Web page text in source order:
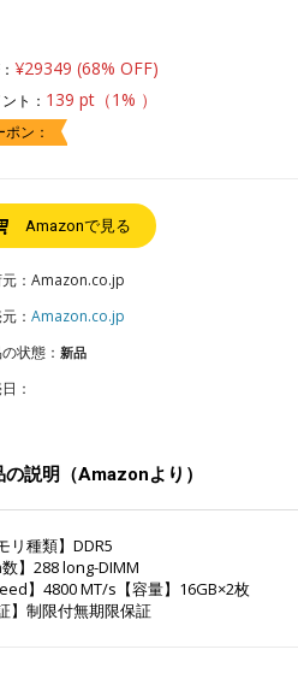
¥29349 (68% OFF)
ト： 139 pt（1% ）
ポン：
Amazonで見る
：Amazon.co.jp
： Amazon.co.jp
状態： 新品
：
の説明（Amazonより）
リ種類】DDR5
数】288 long-DIMM
】4800 MT/s【容量】16GB×2枚
】制限付無期限保証